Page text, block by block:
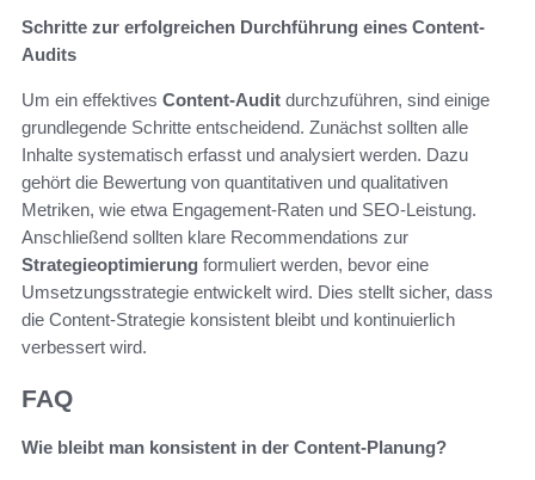
Schritte zur erfolgreichen Durchführung eines Content-
Audits
Um ein effektives Content-Audit durchzuführen, sind einige
grundlegende Schritte entscheidend. Zunächst sollten alle
Inhalte systematisch erfasst und analysiert werden. Dazu
gehört die Bewertung von quantitativen und qualitativen
Metriken, wie etwa Engagement-Raten und SEO-Leistung.
Anschließend sollten klare Recommendations zur
Strategieoptimierung formuliert werden, bevor eine
Umsetzungsstrategie entwickelt wird. Dies stellt sicher, dass
die Content-Strategie konsistent bleibt und kontinuierlich
verbessert wird.
FAQ
Wie bleibt man konsistent in der Content-Planung?